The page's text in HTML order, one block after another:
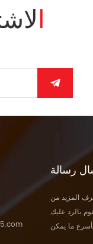
رسالة
المزيد من
بالرد عليك